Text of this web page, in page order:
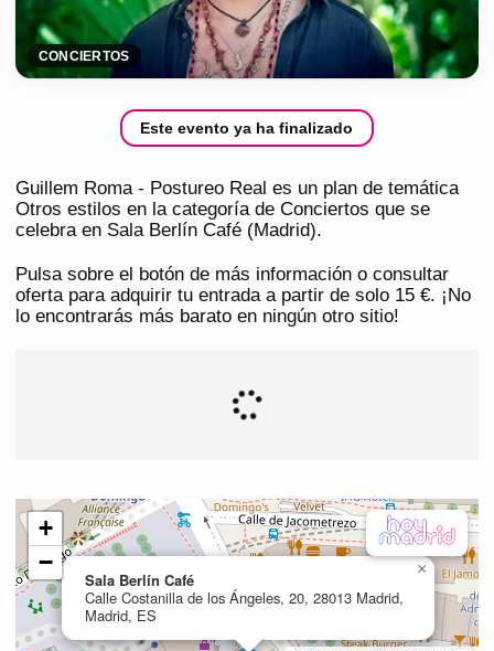
CONCIERTOS
Este evento ya ha finalizado
Guillem Roma - Postureo Real es un plan de temática
Otros estilos en la categoría de Conciertos que se
celebra en Sala Berlín Café (Madrid).
Pulsa sobre el botón de más información o consultar
oferta para adquirir tu entrada a partir de solo 15 €. ¡No
lo encontrarás más barato en ningún otro sitio!